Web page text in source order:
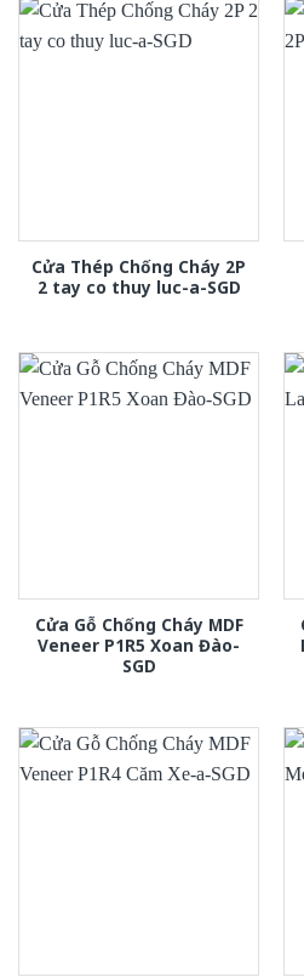
Cửa Thép Chống Cháy 2P
2 tay co thuy luc-a-SGD
Cửa Gỗ Chống Cháy MDF
Veneer P1R5 Xoan Đào-
SGD